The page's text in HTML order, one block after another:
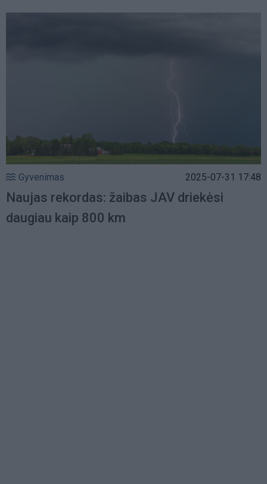
Gyvenimas 2025-07-31 17:48
Naujas rekordas: žaibas JAV driekėsi
daugiau kaip 800 km